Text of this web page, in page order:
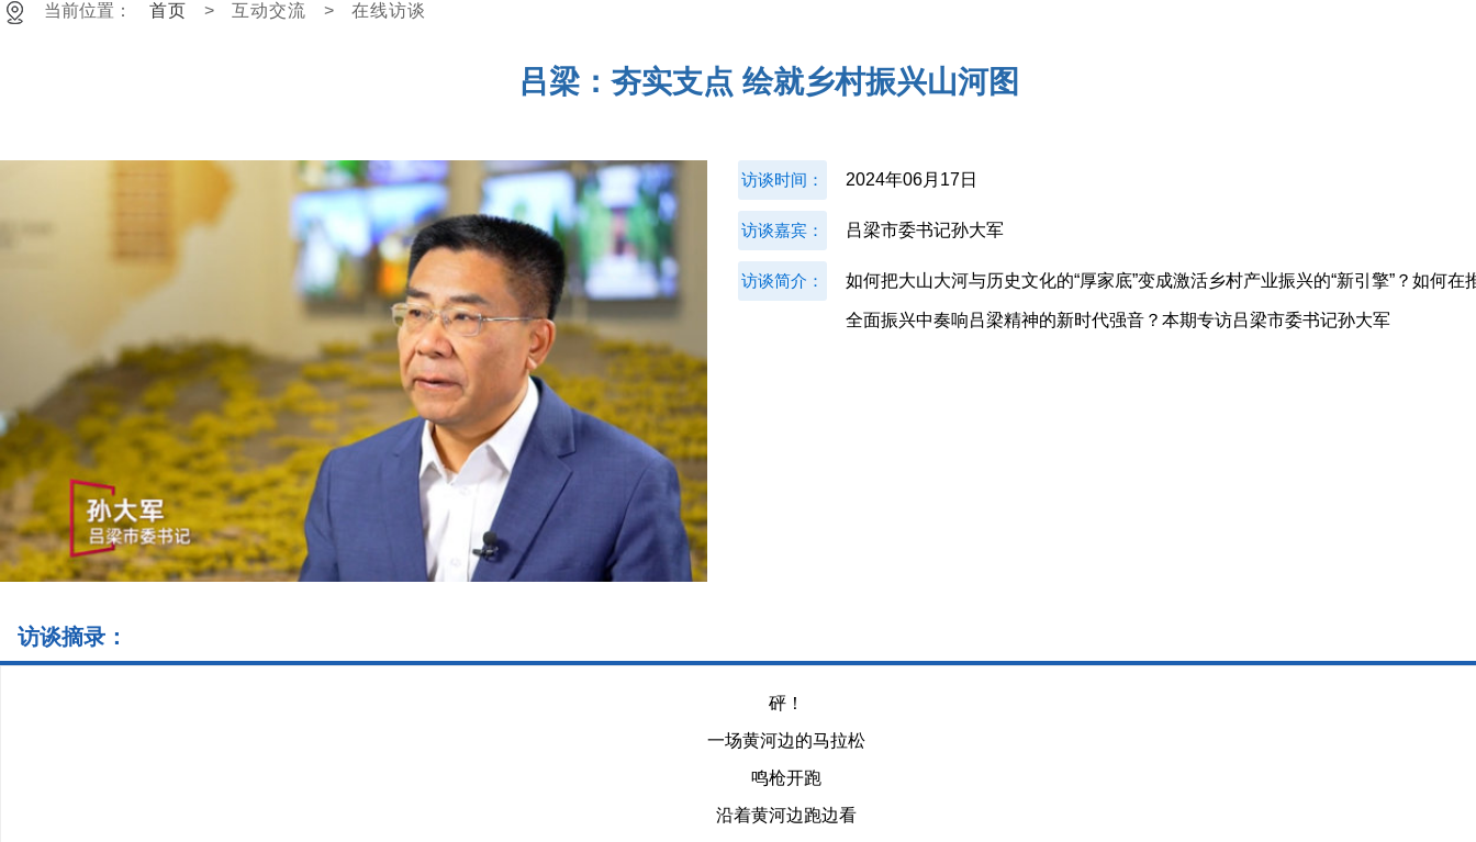
当前位置： 首页 > 互动交流 > 在线访谈
吕梁：夯实支点 绘就乡村振兴山河图
访谈时间： 2024年06月17日
访谈嘉宾： 吕梁市委书记孙大军
访谈简介： 如何把大山大河与历史文化的“厚家底”变成激活乡村产业振兴的“新引擎”？如何在
全面振兴中奏响吕梁精神的新时代强音？本期专访吕梁市委书记孙大军
访谈摘录：
砰！
一场黄河边的马拉松
鸣枪开跑
沿着黄河边跑边看